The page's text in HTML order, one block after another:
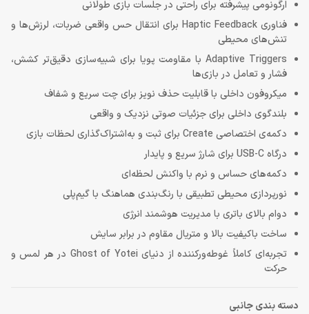
ارگونومی پیشرفته برای راحتی در جلسات بازی طولانی
فناوری Haptic Feedback برای انتقال حس واقعی ضربات، لرزش‌ها و
تنش‌های محیطی
Adaptive Triggers با مقاومت پویا برای شبیه‌سازی دقیق‌تر کشش،
فشار و تعامل در بازی‌ها
میکروفون داخلی با قابلیت حذف نویز برای چت سریع و شفاف
بلندگوی داخلی برای جزئیات صوتی نزدیک و واقعی
دکمه‌ی اختصاصی Create برای ثبت و به‌اشتراک‌گذاری لحظات بازی
درگاه USB-C برای شارژ سریع و پایدار
دکمه‌های حساس و نرم با واکنش لحظه‌ای
نورپردازی محیطی تطبیقی با رنگ‌بندی هماهنگ با گیم‌پلی
دوام بالای باتری با مدیریت هوشمند انرژی
ساخت باکیفیت بالا و متریال مقاوم در برابر سایش
تجربه‌ای کاملاً غوطه‌ورکننده از دنیای Ghost of Yotei در هر لمس و
حرکت
دسته بندی جانبی